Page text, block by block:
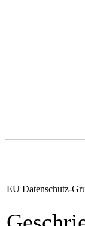
EU Datenschutz-